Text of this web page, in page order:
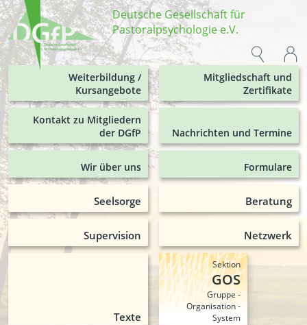
Deutsche Gesellschaft für
Pastoralpsychologie e.V.
Weiterbildung /
Kursangebote
Mitgliedschaft und
Zertifikate
Kontakt zu Mitgliedern
der DGfP
Nachrichten und Termine
Wir über uns Formulare
Seelsorge Beratung
Supervision Netzwerk
Texte
Sektion
GOS
Gruppe -
Organisation -
System